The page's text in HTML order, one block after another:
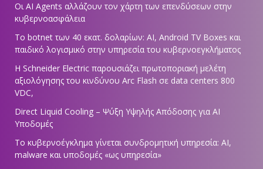
Οι AI Agents αλλάζουν τον χάρτη των επενδύσεων στην
κυβερνοασφάλεια
Το botnet των 40 εκατ. δολαρίων: AI, Android TV Boxes και
παιδικό λογισμικό στην υπηρεσία του κυβερνοεγκλήματος
Η Schneider Electric παρουσιάζει πρωτοποριακή μελέτη
αξιολόγησης του κινδύνου Arc Flash σε data centers 800
VDC,
Direct Liquid Cooling – Ψύξη Υψηλής Απόδοσης για AI
Υποδομές
Το κυβερνοέγκλημα γίνεται συνδρομητική υπηρεσία: AI,
malware και υποδομές «ως υπηρεσία»